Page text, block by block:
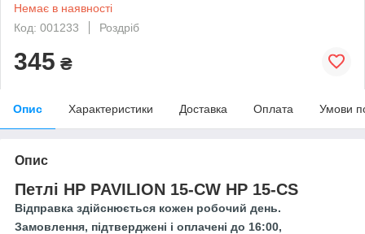
Немає в наявності
Код: 001233
Роздріб
345 ₴
Опис Характеристики Доставка Оплата Умови
Опис
Петлі HP PAVILION 15-CW HP 15-CS
Відправка здійснюється кожен робочий день.
Замовлення, підтверджені і оплачені до 16:00,